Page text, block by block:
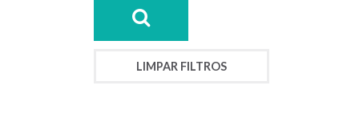
LIMPAR FILTROS